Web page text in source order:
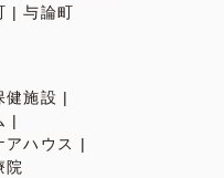
与論町
健施設
アハウス
院